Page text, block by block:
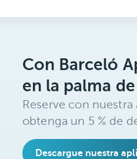
Con Barceló
en la palma
Reserve con
obtenga un 5 % de
Descargue nuestra